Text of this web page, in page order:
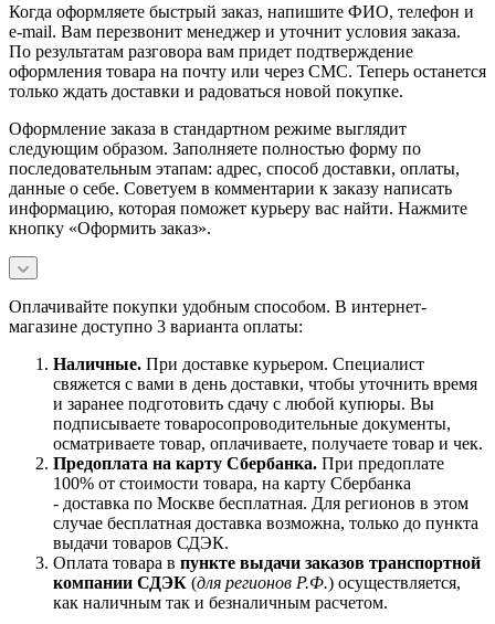
Когда оформляете быстрый заказ, напишите ФИО, телефон и
e-mail. Вам перезвонит менеджер и уточнит условия заказа.
По результатам разговора вам придет подтверждение
оформления товара на почту или через СМС. Теперь останется
только ждать доставки и радоваться новой покупке.
Оформление заказа в стандартном режиме выглядит
следующим образом. Заполняете полностью форму по
последовательным этапам: адрес, способ доставки, оплаты,
данные о себе. Советуем в комментарии к заказу написать
информацию, которая поможет курьеру вас найти. Нажмите
кнопку «Оформить заказ».
Оплачивайте покупки удобным способом. В интернет-
магазине доступно 3 варианта оплаты:
Наличные. При доставке курьером. Специалист
свяжется с вами в день доставки, чтобы уточнить время
и заранее подготовить сдачу с любой купюры. Вы
подписываете товаросопроводительные документы,
осматриваете товар, оплачиваете, получаете товар и чек.
Предоплата на карту Сбербанка. При предоплате
100% от стоимости товара, на карту Сбербанка
- доставка по Москве бесплатная. Для регионов в этом
случае бесплатная доставка возможна, только до пункта
выдачи товаров СДЭК.
Оплата товара в пункте выдачи заказов транспортной
компании СДЭК (для регионов Р.Ф.) осуществляется,
как наличным так и безналичным расчетом.